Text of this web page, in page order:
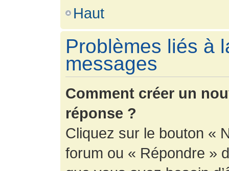
Haut
Problèmes liés à
messages
Comment créer un
réponse ?
Cliquez sur le bouton «
forum ou « Répondre »